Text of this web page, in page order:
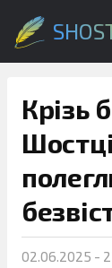
Крізь
02.06.2025 -